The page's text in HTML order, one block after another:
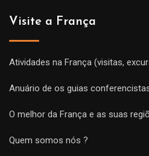
Visite a França
Atividades na França (visitas,
Anuário de os guias
O melhor da França e as suas
Quem somos nós ?